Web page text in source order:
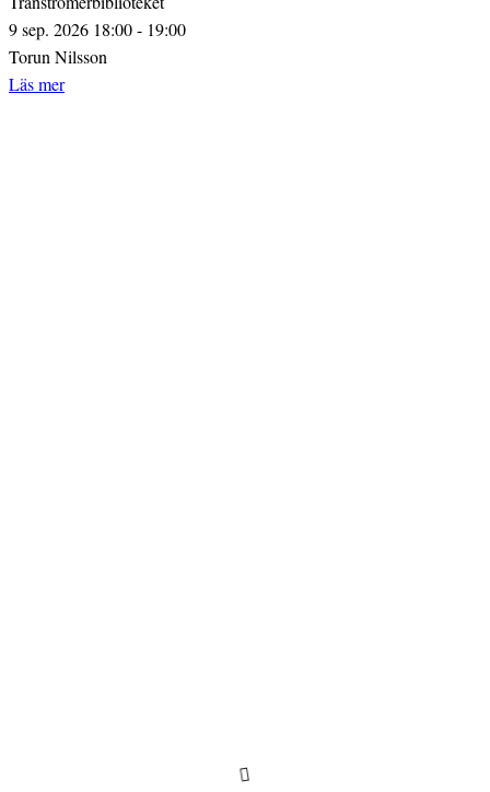
9 sep. 2026 18:00 - 19:00
Torun Nilsson
Läs mer